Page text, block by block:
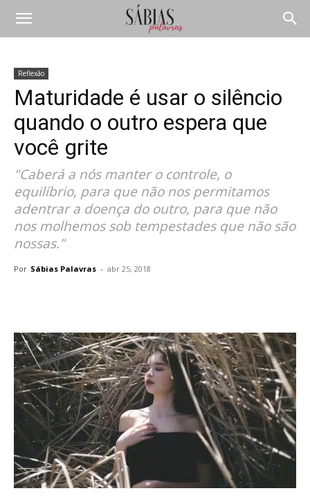
Reflexão
Maturidade é usar o silêncio
quando o outro espera que
você grite
"Caberá a nós manter o controle, o
equilíbrio, para que não nos permitamos
adentrar a doença do outro, para que não
nos molhemos sob tempestades que não são
nossas."
Por Sábias Palavras - abr 25, 2018